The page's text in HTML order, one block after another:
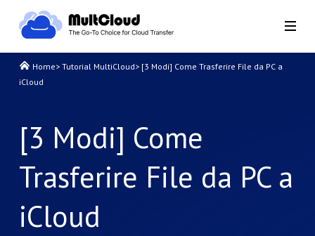
Home> Tutorial MultiCloud> [3 Modi] Come Trasferire File da PC a
iCloud
[3 Modi] Come
Trasferire File da PC a
iCloud